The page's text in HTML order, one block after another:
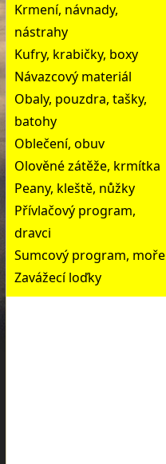
Krmení, návnady,
nástrahy
Kufry, krabičky, boxy
Návazcový materiál
Obaly, pouzdra, tašky,
batohy
Oblečení, obuv
Olověné zátěže, krmítka
Peany, kleště, nůžky
Přívlačový program,
dravci
Sumcový program, moře
Zavážecí loďky